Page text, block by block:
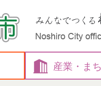
産業・ ま